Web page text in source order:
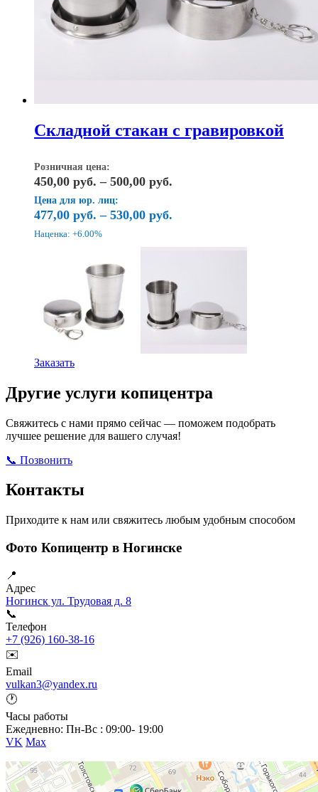
Складной стакан с гравировкой
Розничная цена:
450,00 руб. – 500,00 руб.
Цена для юр. лиц:
477,00 руб. – 530,00 руб.
Наценка: +6.00%
ЗаказатьЭтот
несколько
Опции
можно
товара.
Другие услуги копицентра
Свяжитесь с нами прямо сейчас — поможем подобрать
лучшее решение для вашего случая!
📞 Позвонить
Контакты
Приходите к нам или свяжитесь любым удобным способом
Фото Копицентр в Ногинске
📍
Адрес
Ногинск ул. Трудовая д. 8
📞
Телефон
+7 (926) 160-38-16
✉️
Email
vulkan3@yandex.ru
🕐
Часы работы
Ежедневно: Пн-Вс : 09:00- 19:00
VK Max